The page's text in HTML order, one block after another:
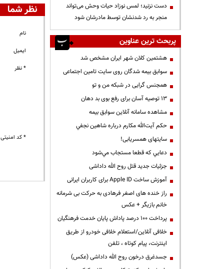
نظر شما
نام
ایمیل
* نظر
* کد امنیتی
دست نزنید؛ لمس نوزاد حیات وحش می‌تواند
منجر به رد شدنشان توسط مادرشان شود
پربحث ترین عناوین
هشتمین کلان شهر ایران مشخص شد
سوابق بیمه شدگان روی سایت تامین اجتماعی
همجنس گرایی در شبکه من و تو
13 توصیه آسان برای رفع بوی بد دهان
مشاهده سامانه آنلاين سوابق بیمه
حكم آيت‌الله مكارم درباره شاهين نجفي
سایتهای همسریابی!
دعايي كه قطعا مستجاب مي‌شود
جزئیات جدید قتل روح الله داداشی
آموزش ساخت Apple ID برای کاربران ایرانی
راز خنده های اصغر فرهادی به حرکت بی شرمانه
خانم بازیگر + عکس
پرداخت ۱۰۰ درصد پاداش پایان خدمت فرهنگیان
خلافی آنلاین/استعلام خلافی خودرو از طریق
اینترنت، پیام کوتاه ، تلفن
جسدغرق درخون روح الله داداشی (عکس)